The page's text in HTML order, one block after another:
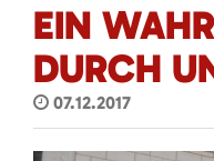
EIN
DURCH
07.12.2017